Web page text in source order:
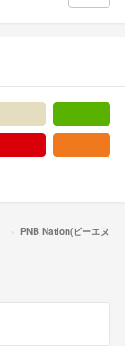
PNB Nation(ピーエヌ